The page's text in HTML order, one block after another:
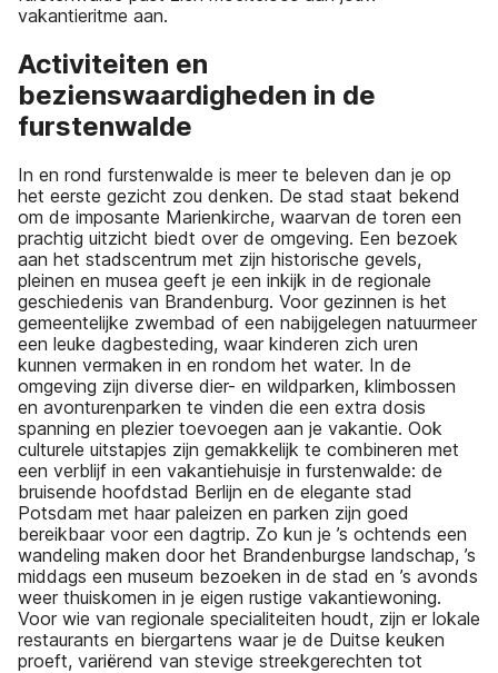
vakantieritme aan.
Activiteiten en
bezienswaardigheden in de
furstenwalde
In en rond furstenwalde is meer te beleven dan je op
het eerste gezicht zou denken. De stad staat bekend
om de imposante Marienkirche, waarvan de toren een
prachtig uitzicht biedt over de omgeving. Een bezoek
aan het stadscentrum met zijn historische gevels,
pleinen en musea geeft je een inkijk in de regionale
geschiedenis van Brandenburg. Voor gezinnen is het
gemeentelijke zwembad of een nabijgelegen natuurmeer
een leuke dagbesteding, waar kinderen zich uren
kunnen vermaken in en rondom het water. In de
omgeving zijn diverse dier- en wildparken, klimbossen
en avonturenparken te vinden die een extra dosis
spanning en plezier toevoegen aan je vakantie. Ook
culturele uitstapjes zijn gemakkelijk te combineren met
een verblijf in een vakantiehuisje in furstenwalde: de
bruisende hoofdstad Berlijn en de elegante stad
Potsdam met haar paleizen en parken zijn goed
bereikbaar voor een dagtrip. Zo kun je ’s ochtends een
wandeling maken door het Brandenburgse landschap, ’s
middags een museum bezoeken in de stad en ’s avonds
weer thuiskomen in je eigen rustige vakantiewoning.
Voor wie van regionale specialiteiten houdt, zijn er lokale
restaurants en biergartens waar je de Duitse keuken
proeft, variërend van stevige streekgerechten tot